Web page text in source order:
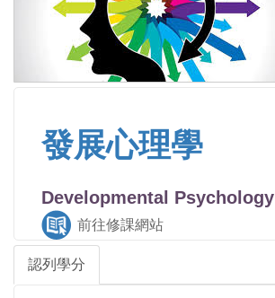
發展心理學
Developmental Psychology
前往修課網站
認列學分